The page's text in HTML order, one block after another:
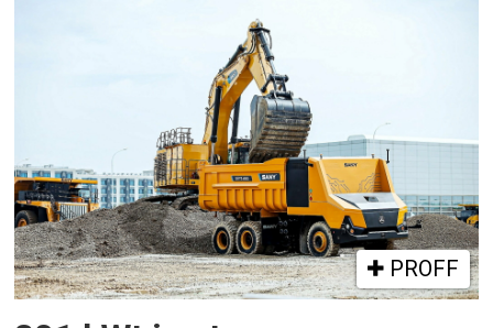
PROFF